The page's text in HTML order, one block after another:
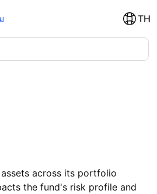
TH
across its portfolio
the fund's risk profile and